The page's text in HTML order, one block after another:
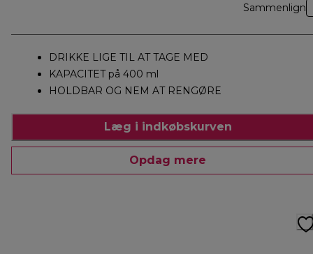
Sammenlign
DRIKKE LIGE TIL AT TAGE MED
KAPACITET på 400 ml
HOLDBAR OG NEM AT RENGØRE
Læg i indkøbskurven
Opdag mere